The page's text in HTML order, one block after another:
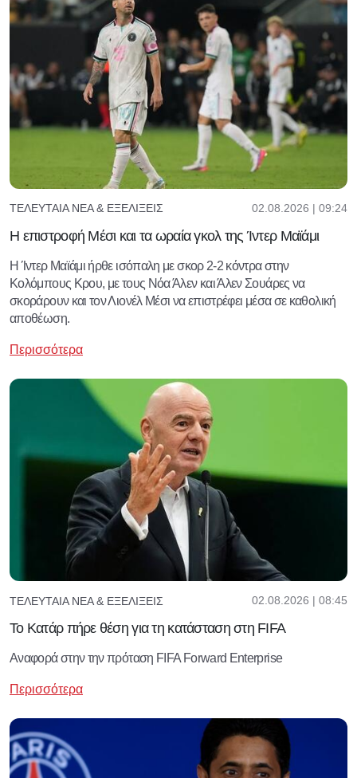
ΤΕΛΕΥΤΑΊΑ ΝΈΑ & ΕΞΕΛΊΞΕΙΣ 02.08.2026 | 09:24
Η επιστροφή Μέσι και τα ωραία γκολ της Ίντερ Μαϊάμι
Η Ίντερ Μαϊάμι ήρθε ισόπαλη με σκορ 2-2 κόντρα στην
Κολόμπους Κρου, με τους Νόα Άλεν και Άλεν Σουάρες να
σκοράρουν και τον Λιονέλ Μέσι να επιστρέφει μέσα σε καθολική
αποθέωση.
Περισσότερα
ΤΕΛΕΥΤΑΊΑ ΝΈΑ & ΕΞΕΛΊΞΕΙΣ 02.08.2026 | 08:45
Το Κατάρ πήρε θέση για τη κατάσταση στη FIFA
Αναφορά στην την πρόταση FIFA Forward Enterprise
Περισσότερα